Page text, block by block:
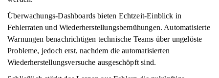
Überwachungs-Dashboards bieten Echtzeit-Einblick in
Fehlerraten und Wiederherstellungsbemühungen. Automatisierte
Warnungen benachrichtigen technische Teams über ungelöste
Probleme, jedoch erst, nachdem die automatisierten
Wiederherstellungsversuche ausgeschöpft sind.